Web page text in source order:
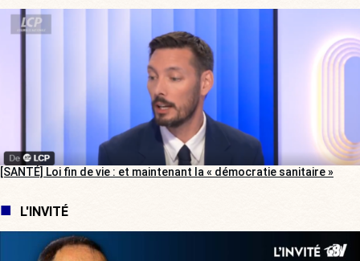
[SANTÉ] Loi fin de vie : et maintenant la « démocratie sanitaire »
L'INVITÉ